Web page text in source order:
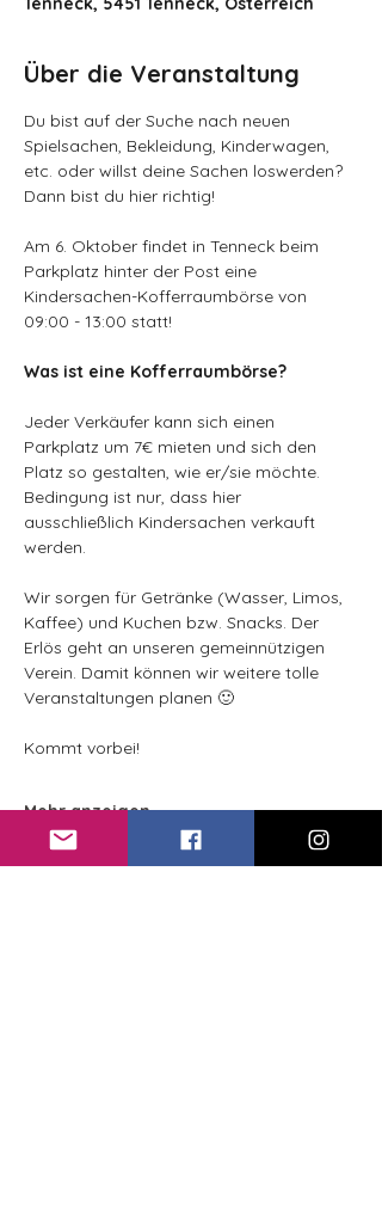
Über die Veranstaltung
Du bist auf der Suche nach neuen
Spielsachen, Bekleidung, Kinderwagen,
etc. oder willst deine Sachen loswerden?
Dann bist du hier richtig!
Am 6. Oktober findet in Tenneck beim
Parkplatz hinter der Post eine
Kindersachen-Kofferraumbörse von
09:00 - 13:00 statt!
Was ist eine Kofferraumbörse?
Jeder Verkäufer kann sich einen
Parkplatz um 7€ mieten und sich den
Platz so gestalten, wie er/sie möchte.
Bedingung ist nur, dass hier
ausschließlich Kindersachen verkauft
werden.
Wir sorgen für Getränke (Wasser, Limos,
Kaffee) und Kuchen bzw. Snacks. Der
Erlös geht an unseren gemeinnützigen
Verein. Damit können wir weitere tolle
Veranstaltungen planen 🙂
Kommt vorbei!
Mehr anzeigen